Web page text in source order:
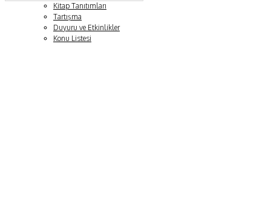
Kitap Tanıtımları
Tartışma
Duyuru ve Etkinlikler
Konu Listesi